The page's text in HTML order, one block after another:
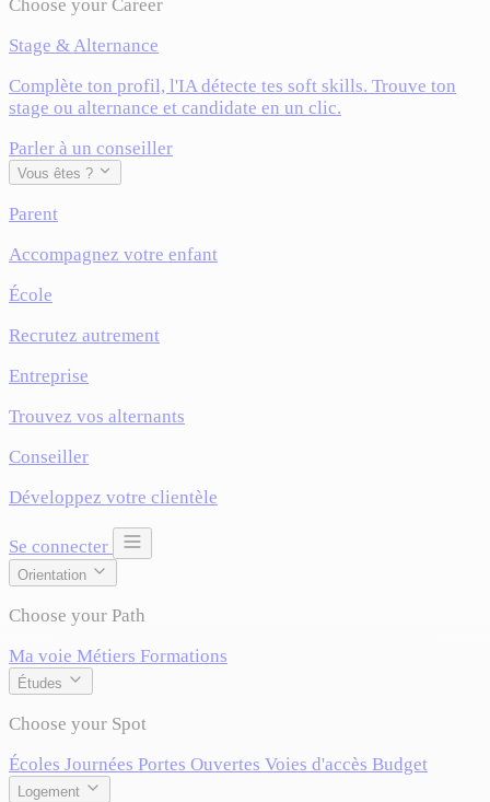
Choose your Career
Stage & Alternance
Complète ton profil, l'IA détecte tes soft skills. Trouve ton
stage ou alternance et candidate en un clic.
Parler à un conseiller
Vous êtes ?
Parent
Accompagnez votre enfant
École
Recrutez autrement
Entreprise
Trouvez vos alternants
Conseiller
Développez votre clientèle
Se connecter
Orientation
Choose your Path
Ma voie Métiers Formations
Études
Choose your Spot
Écoles Journées Portes Ouvertes Voies d'accès Budget
Logement